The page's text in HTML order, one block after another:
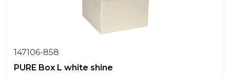
147106-858
PURE Box L white shine